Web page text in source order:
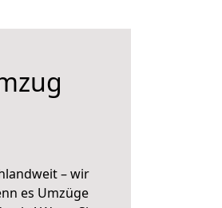
– wir
es Umzüge